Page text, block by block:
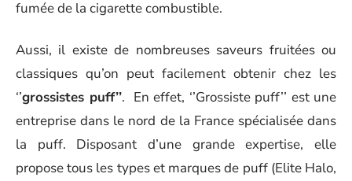
fumée de la cigarette combustible.
Aussi, il existe de nombreuses saveurs fruitées ou
classiques qu’on peut facilement obtenir chez les
‘’grossistes puff’’. En effet, ‘’Grossiste puff’’ est une
entreprise dans le nord de la France spécialisée dans
la puff. Disposant d’une grande expertise, elle
propose tous les types et marques de puff (Elite Halo,